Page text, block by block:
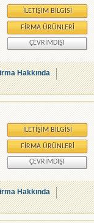
İLETIŞIM BILGISI
FIRMA ÜRÜNLERI
ÇEVRIMDIŞI
Hakkında
İLETIŞIM BILGISI
FIRMA ÜRÜNLERI
ÇEVRIMDIŞI
Hakkında